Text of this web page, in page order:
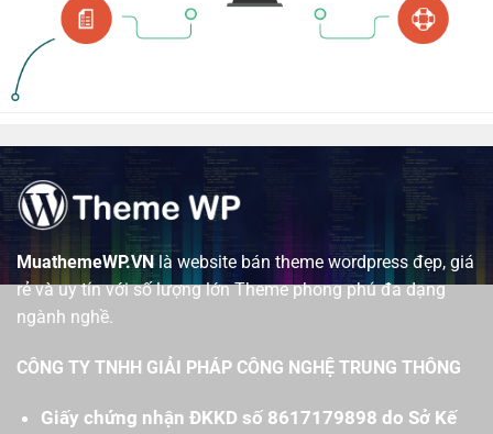
MuathemeWP.VNlà website bán theme wordpress đẹp, giá
rẻ và uy tín với số lượng lớn Theme phong phú đa dạng
ngành nghề.
CÔNG TY TNHH GIẢI PHÁP CÔNG NGHỆ TRUNG THÔNG
Giấy chứng nhận ĐKKD số 8617179898 do Sở Kế